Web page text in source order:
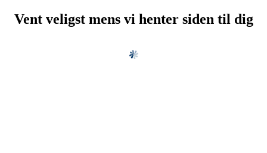
Vent veligst mens vi henter siden til dig